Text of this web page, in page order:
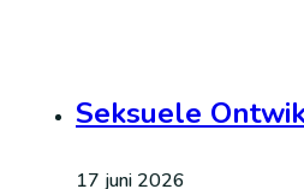
Seksuele
17 juni 2026